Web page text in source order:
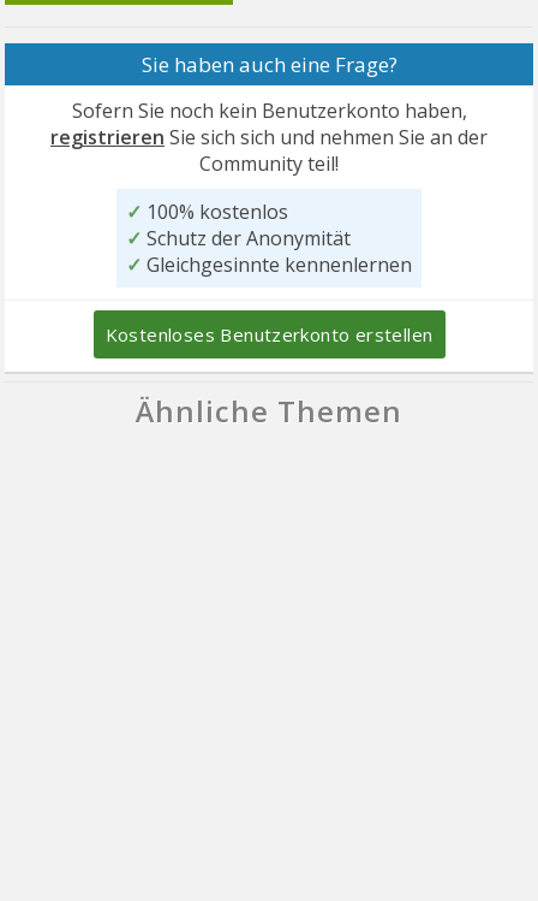
Sie haben auch eine Frage?
Sofern Sie noch kein Benutzerkonto haben,
registrieren Sie sich sich und nehmen Sie an der
Community teil!
✓ 100% kostenlos
✓ Schutz der Anonymität
✓ Gleichgesinnte kennenlernen
Kostenloses Benutzerkonto erstellen
Ähnliche Themen